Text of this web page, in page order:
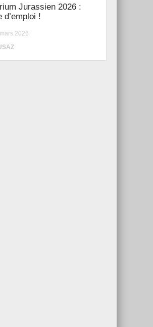
Jurassien 2026 :
d’emploi !
2026